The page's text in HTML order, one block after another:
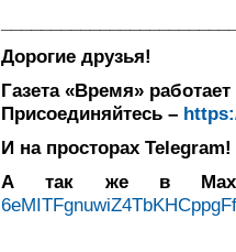
Дорогие друзья!
Газета «Время»
Присоединяйтесь –
И на просторах Telegram!
А так же в